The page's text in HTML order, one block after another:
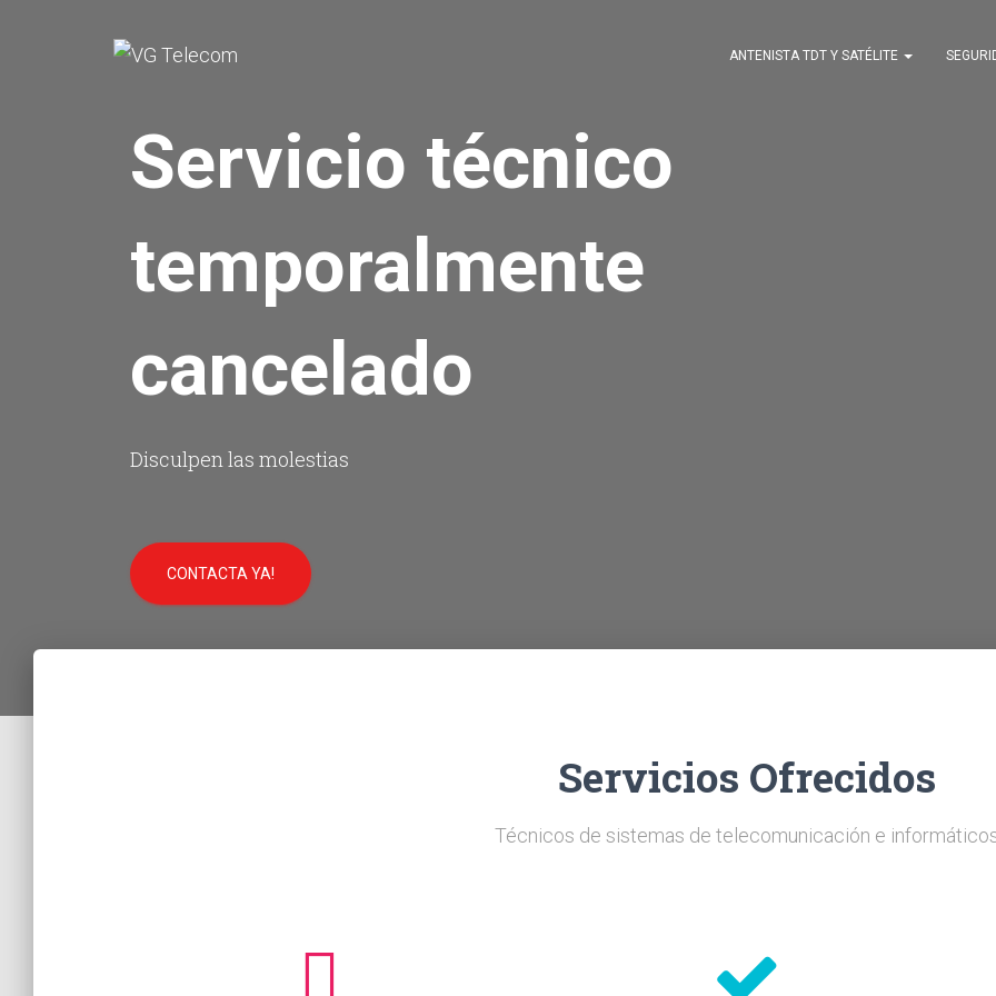
ANTENISTA TDT Y SATÉLITE
Servicio técnico
temporalmente
cancelado
Disculpen las molestias
CONTACTA YA!
Servicios Ofrecidos
Técnicos de sistemas de telecomunicación e